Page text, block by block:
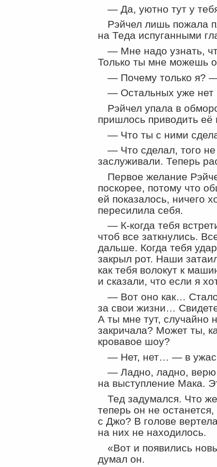
— Да, уютно тут у
Рэйчел лишь пожала
на Теда испуганными
— Мне надо узнать,
Только ты мне можешь
— Почему только я?
— Остальных уже нет
Рэйчел упала в
пришлось приводить её
— Что ты с ними
— Что сделал, того
заслуживали. Теперь
Первое желание
поскорее, потому что
ей показалось, ничего
пересилила себя.
— К-когда тебя
чтоб все заткнулись.
дальше. Когда тебя
закрыл рот. Наши
как тебя волокут к
и сказали, что если я
— Вот оно как…
за свои жизни…
А ты мне тут, случайно
закричала? Может ты,
кровавое шоу?
— Нет, нет… — в
— Ладно, ладно,
на выступление Мака.
Тед задумался. Что
теперь он не
с Джо? В голове
на них не находилось.
«Вот и появились
думал он.